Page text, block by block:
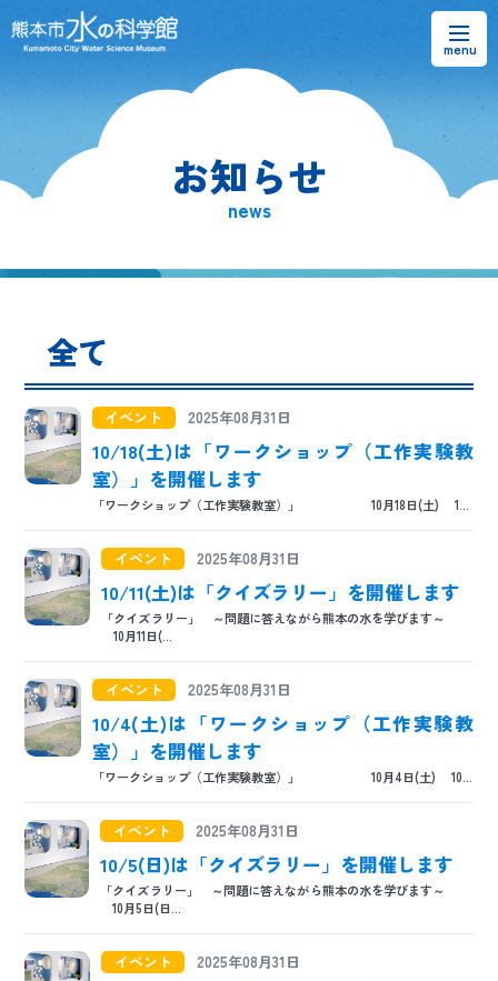
熊本市水の科学館とは
お問い合わせ
日本語 ENGLISH 中文 한국어
お知らせ
news
全て
イベント 2025年08月31日
10/18(土)は「ワークショップ（工作実験教
室）」を開催します
「ワークショップ（工作実験教室）」 10月18日(土) 1...
イベント 2025年08月31日
10/11(土)は「クイズラリー」を開催します
「クイズラリー」 ～問題に答えながら熊本の水を学びます～
10月11日(...
イベント 2025年08月31日
10/4(土)は「ワークショップ（工作実験教
室）」を開催します
「ワークショップ（工作実験教室）」 10月4日(土) 10...
イベント 2025年08月31日
10/5(日)は「クイズラリー」を開催します
「クイズラリー」 ～問題に答えながら熊本の水を学びます～
10月5日(日...
イベント 2025年08月31日